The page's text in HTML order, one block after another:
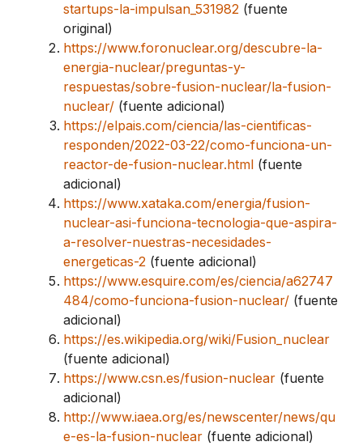
startups-la-impulsan_531982 (fuente
original)
https://www.foronuclear.org/descubre-la-
energia-nuclear/preguntas-y-
respuestas/sobre-fusion-nuclear/la-fusion-
nuclear/ (fuente adicional)
https://elpais.com/ciencia/las-cientificas-
responden/2022-03-22/como-funciona-un-
reactor-de-fusion-nuclear.html (fuente
adicional)
https://www.xataka.com/energia/fusion-
nuclear-asi-funciona-tecnologia-que-aspira-
a-resolver-nuestras-necesidades-
energeticas-2 (fuente adicional)
https://www.esquire.com/es/ciencia/a62747
484/como-funciona-fusion-nuclear/ (fuente
adicional)
https://es.wikipedia.org/wiki/Fusion_nuclear
(fuente adicional)
https://www.csn.es/fusion-nuclear (fuente
adicional)
http://www.iaea.org/es/newscenter/news/qu
e-es-la-fusion-nuclear (fuente adicional)